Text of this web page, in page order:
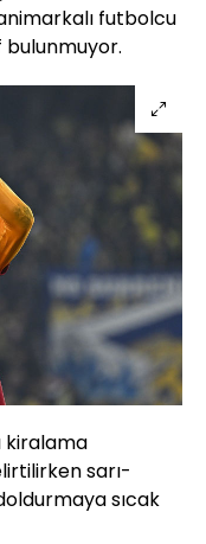
futbolcu
kiralama
sarı-
sıcak